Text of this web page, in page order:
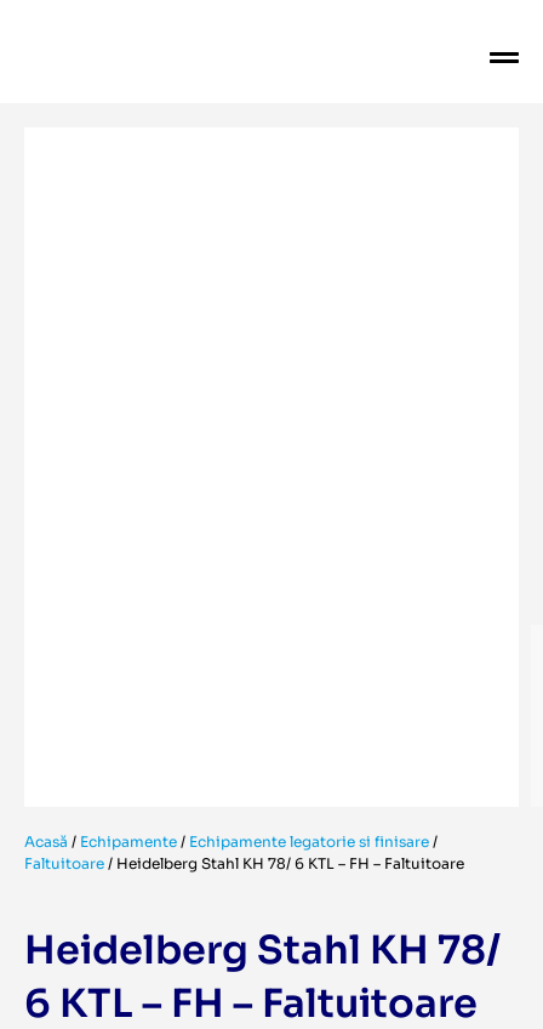
Acasă / Echipamente / Echipamente legatorie si finisare /
Faltuitoare / Heidelberg Stahl KH 78/ 6 KTL – FH – Faltuitoare
Heidelberg Stahl KH 78/
6 KTL – FH – Faltuitoare